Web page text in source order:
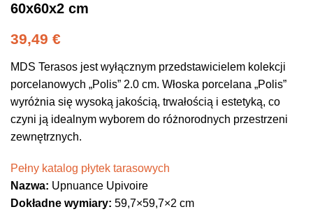
60x60x2 cm
39,49 €
MDS Terasos jest wyłącznym przedstawicielem kolekcji
porcelanowych „Polis” 2.0 cm. Włoska porcelana „Polis”
wyróżnia się wysoką jakością, trwałością i estetyką, co
czyni ją idealnym wyborem do różnorodnych przestrzeni
zewnętrznych.
Pełny katalog płytek tarasowych
Nazwa: Upnuance Upivoire
Dokładne wymiary: 59,7×59,7×2 cm